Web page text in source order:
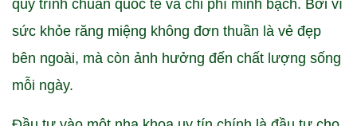
quy trình chuẩn quốc tế và chi phí minh bạch. Bởi vì
sức khỏe răng miệng không đơn thuần là vẻ đẹp
bên ngoài, mà còn ảnh hưởng đến chất lượng sống
mỗi ngày.